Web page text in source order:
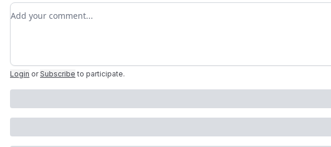
Add your comment
Login or Subscribe to participate.